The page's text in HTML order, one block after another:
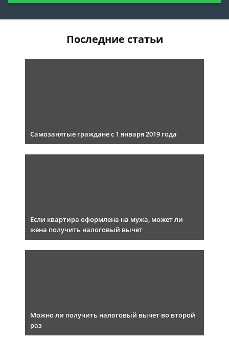
Последние статьи
Самозанятые граждане с 1 января 2019 года
Если квартира оформлена на мужа, может ли
жена получить налоговый вычет
Можно ли получить налоговый вычет во второй
раз